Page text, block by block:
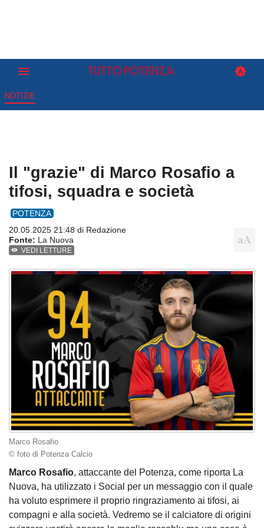
NOTIZIE
Il "grazie" di Marco Rosafio a
tifosi, squadra e società
POTENZA
20.05.2025 21:48 di Redazione
Fonte: La Nuova
VEDI LETTURE
Marco Rosafio
© foto di Potenza Calcio
Marco Rosafio, attaccante del Potenza, come riporta La
Nuova, ha utilizzato i Social per un messaggio con il quale
ha voluto esprimere il proprio ringraziamento ai tifosi, ai
compagni e alla società. Vedremo se il calciatore di origini